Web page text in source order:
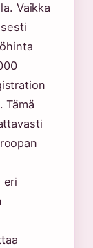
Vaikka
Tämä
eri